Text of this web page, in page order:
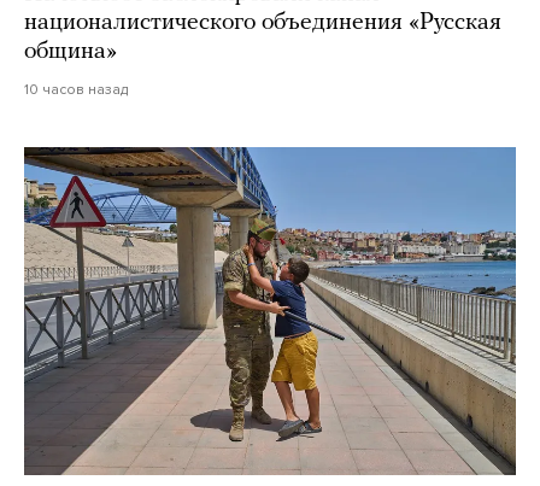
националистического объединения «Русская
община»
10 часов назад